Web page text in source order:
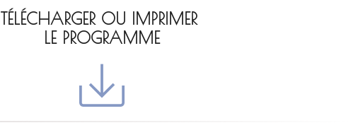
TÉLÉCHARGER OU IMPRIMER
LE PROGRAMME